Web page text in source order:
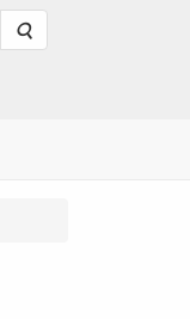
Suche